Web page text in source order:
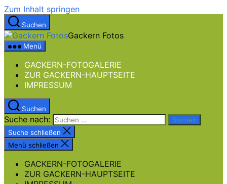
Zum Inhalt springen
Suchen
Gackern Fotos
Menü
GACKERN-FOTOGALERIE
ZUR GACKERN-HAUPTSEITE
IMPRESSUM
Suchen
Suche nach:
Suche schließen
Menü schließen
GACKERN-FOTOGALERIE
ZUR GACKERN-HAUPTSEITE